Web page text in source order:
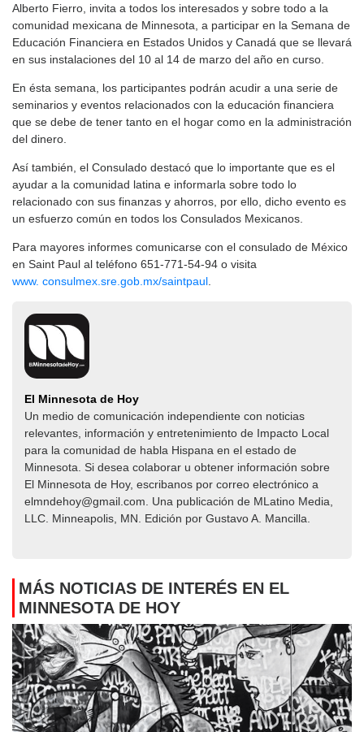
Alberto Fierro, invita a todos los interesados y sobre todo a la
comunidad mexicana de Minnesota, a participar en la Semana de
Educación Financiera en Estados Unidos y Canadá que se llevará
en sus instalaciones del 10 al 14 de marzo del año en curso.
En ésta semana, los participantes podrán acudir a una serie de
seminarios y eventos relacionados con la educación financiera
que se debe de tener tanto en el hogar como en la administración
del dinero.
Así también, el Consulado destacó que lo importante que es el
ayudar a la comunidad latina e informarla sobre todo lo
relacionado con sus finanzas y ahorros, por ello, dicho evento es
un esfuerzo común en todos los Consulados Mexicanos.
Para mayores informes comunicarse con el consulado de México
en Saint Paul al teléfono 651-771-54-94 o visita
www. consulmex.sre.gob.mx/saintpaul
El Minnesota de Hoy
Un medio de comunicación independiente con noticias
relevantes, información y entretenimiento de Impacto Local​​
para la comunidad de habla Hispana en el estado de
Minnesota. Si desea colaborar u obtener información sobre
El Minnesota de Hoy, escribanos por correo electrónico a
elmndehoy@gmail.com. Una publicación de MLatino Media,
LLC. Minneapolis, MN. Edición por Gustavo A. Mancilla.
MÁS NOTICIAS DE INTERÉS EN EL
MINNESOTA DE HOY